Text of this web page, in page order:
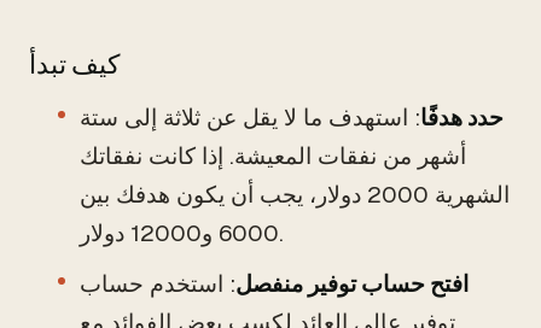
كيف تبدأ
حدد هدفًا: استهدف ما لا يقل عن ثلاثة إلى ستة
أشهر من نفقات المعيشة. إذا كانت نفقاتك
الشهرية 2000 دولار، يجب أن يكون هدفك بين
6000 و12000 دولار.
افتح حساب توفير منفصل: استخدم حساب